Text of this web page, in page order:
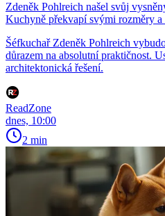
Zdeněk Pohlreich našel svůj
Kuchyně překvapí svými rozměry a
Šéfkuchař Zdeněk Pohlreich
důrazem na absolutní praktičnost.
architektonická řešení.
ReadZone
dnes, 10:00
2 min